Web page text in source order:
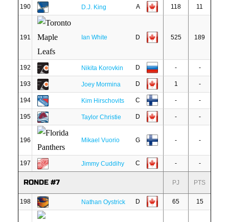
190 D.J. King A 118 11
191 Ian White D 525 189
192 Nikita Korovkin D - -
193 Joey Mormina D 1 -
194 Kim Hirschovits C - -
195 Taylor Christie D - -
196 Mikael Vuorio G - -
197 Jimmy Cuddihy C - -
RONDE #7 PJ PTS
198 Nathan Oystrick D 65 15